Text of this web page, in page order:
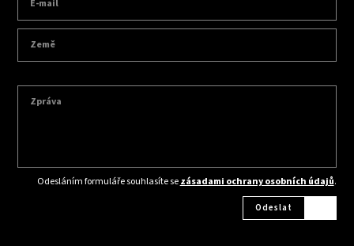
Odesláním formuláře souhlasíte sezásadami ochrany osobních údajů.
Odeslat